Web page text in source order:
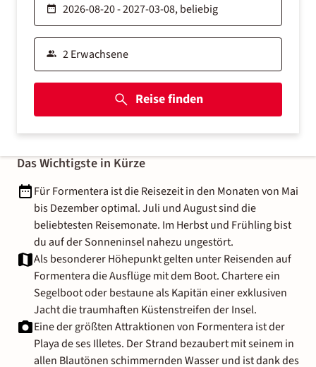
Reise finden
Das Wichtigste in Kürze
Für Formentera ist die Reisezeit in den Monaten von Mai
bis Dezember optimal. Juli und August sind die
beliebtesten Reisemonate. Im Herbst und Frühling bist
du auf der Sonneninsel nahezu ungestört.
Als besonderer Höhepunkt gelten unter Reisenden auf
Formentera die Ausflüge mit dem Boot. Chartere ein
Segelboot oder bestaune als Kapitän einer exklusiven
Jacht die traumhaften Küstenstreifen der Insel.
Eine der größten Attraktionen von Formentera ist der
Playa de ses Illetes. Der Strand bezaubert mit seinem in
allen Blautönen schimmernden Wasser und ist dank des